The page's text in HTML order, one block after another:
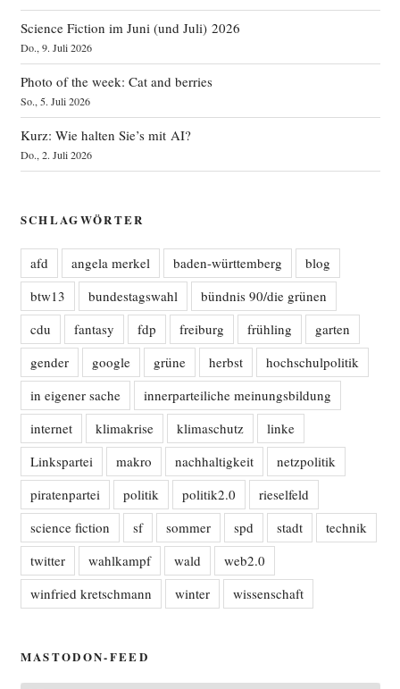
Science Fiction im Juni (und Juli) 2026
Do., 9. Juli 2026
Photo of the week: Cat and berries
So., 5. Juli 2026
Kurz: Wie halten Sie’s mit AI?
Do., 2. Juli 2026
SCHLAGWÖRTER
afd angela merkel baden-württemberg
blog
btw13
bundestagswahl
bündnis 90/die grünen
cdu
fantasy fdp freiburg frühling
garten
gender
google grüne herbst
hochschulpolitik
in eigener sache
innerparteiliche meinungsbildung
internet
klimakrise klimaschutz
linke
Linkspartei
makro nachhaltigkeit
netzpolitik
piratenpartei
politik politik2.0
rieselfeld
science fiction
sf sommer spd stadt
technik
twitter
wahlkampf wald
web2.0
winfried kretschmann
winter wissenschaft
MASTODON-FEED